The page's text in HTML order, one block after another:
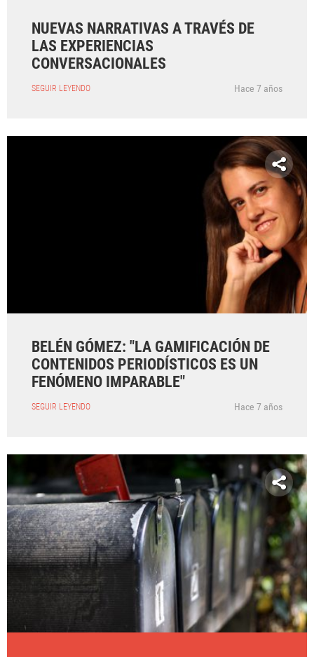
NUEVAS NARRATIVAS A TRAVÉS DE
LAS EXPERIENCIAS
CONVERSACIONALES
SEGUIR LEYENDO Hace 7 años
BELÉN GÓMEZ: "LA GAMIFICACIÓN DE
CONTENIDOS PERIODÍSTICOS ES UN
FENÓMENO IMPARABLE"
SEGUIR LEYENDO Hace 7 años